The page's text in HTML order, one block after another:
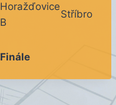
Horažďovice
B
Stříbro
Finále